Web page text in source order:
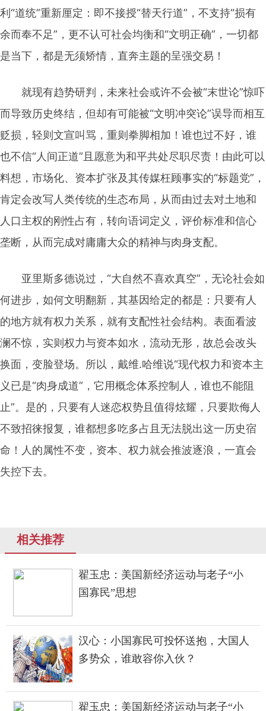
利“道统”重新厘定：即不接授“替天行道”，不支持“损有
余而奉不足”，更不认可社会均衡和“文明正确”，一切都
是当下，都是无须矫情，直奔主题的呈强交易！
就现有趋势研判，未来社会或许不会被“末世论”惊吓
而导致历史终结，但却有可能被“文明冲突论”误导而相互
贬损，轻则文宣叫骂，重则拳脚相加！谁也过不好，谁
也不信“人间正道”且愿意为和平共处尽职尽责！由此可以
料想，市场化、资本扩张及其传媒枉顾事实的“标题党”，
肯定会改写人类传统的生态布局，从而由过去对土地和
人口主权的刚性占有，转向语词定义，评价标准和信心
垄断，从而完成对庸庸大众的精神与肉身支配。
亚里斯多德说过，“大自然不喜欢真空”，无论社会如
何进步，如何文明翻新，其基因给定的都是：只要有人
的地方就有权力关系，就有支配性社会结构。表面看波
澜不惊，实则权力与资本如水，流动无形，故总会改头
换面，变脸登场。所以，戴维.哈维说“现代权力和资本主
义已是“肉身成道”，它用概念体系控制人，谁也不能阻
止”。是的，只要有人迷恋权势且值得炫耀，只要欺侮人
不致招徕报复，谁都想多吃多占且无法脱出这一历史宿
命！人的属性不变，资本、权力就会推波逐浪，一直会
失控下去。
相关推荐
翟玉忠：美国新经济运动与老子“小
国寡民”思想
汉心：小国寡民可投怀送抱，大国人
多势众，谁敢容你入伙？
翟玉忠：美国新经济运动与老子“小